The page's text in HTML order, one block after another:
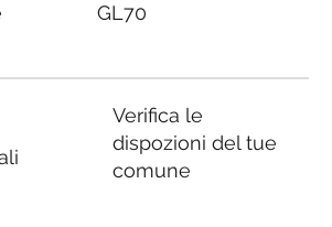
GL70
Verifica le
dispozioni del tue
comune